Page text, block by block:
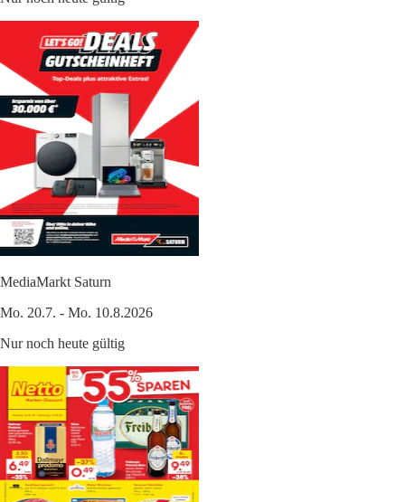
MediaMarkt Saturn
Mo. 20.7. - Mo. 10.8.2026
Nur noch heute gültig